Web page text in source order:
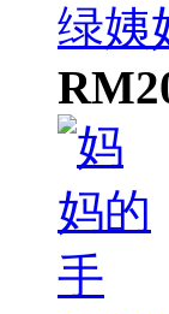
绿姨